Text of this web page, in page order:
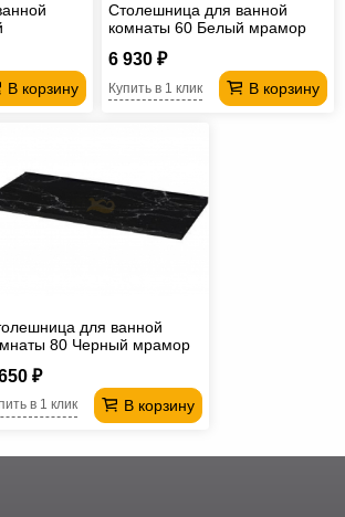
В корзину
Столешница для ванной
комнаты 60 Белый мрамор
6 930 ₽
В корзину
Купить в 1 клик
для ванной
80 Черный мрамор
₽
В корзину
в 1 клик